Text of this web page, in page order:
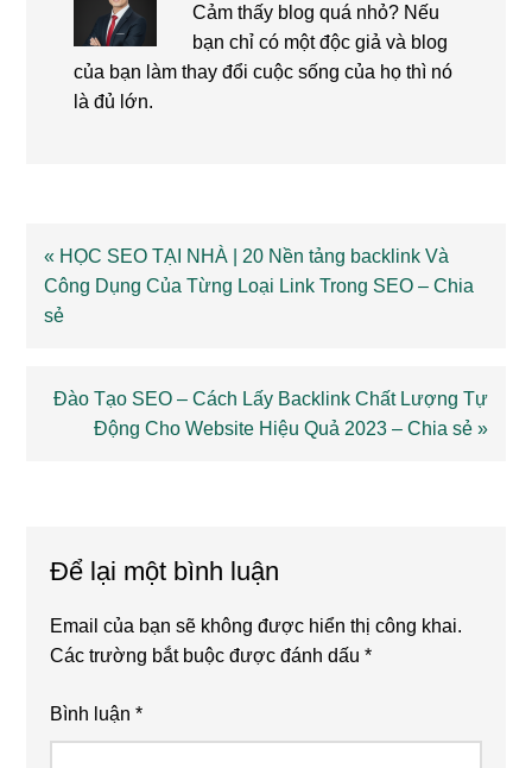
Cảm thấy blog quá nhỏ? Nếu
bạn chỉ có một độc giả và blog
của bạn làm thay đổi cuộc sống của họ thì nó
là đủ lớn.
Previous
Post:
« HỌC SEO TẠI NHÀ | 20 Nền tảng backlink Và
Công Dụng Của Từng Loại Link Trong SEO – Chia
sẻ
Next
Post:
Đào Tạo SEO – Cách Lấy Backlink Chất Lượng Tự
Động Cho Website Hiệu Quả 2023 – Chia sẻ »
Để lại một bình luận
Email của bạn sẽ không được hiển thị công khai.
Các trường bắt buộc được đánh dấu*
Bình luận*